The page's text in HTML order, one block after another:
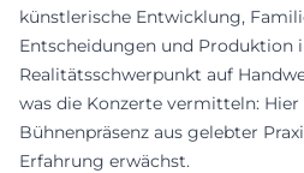
künstlerische Entwicklung,
Entscheidungen und Produktion
Realitätsschwerpunkt auf
was die Konzerte vermitteln:
Bühnenpräsenz aus gelebter
Erfahrung erwächst.